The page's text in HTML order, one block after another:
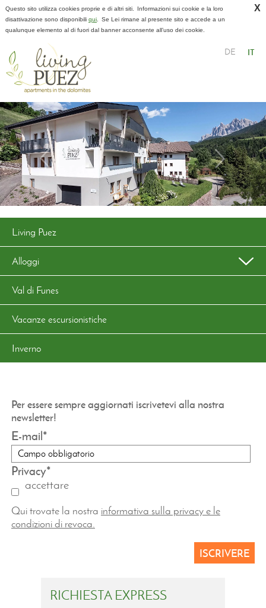
X
Questo sito utilizza cookies proprie e di altri siti.
Informazioni sui cookie e la loro
disattivazione sono disponibili qui.
Se Lei rimane al presente sito e accede a un
qualunque elemento al di fuori dal banner acconsente all’uso dei cookie.
DE IT
Living Puez
Alloggi
Val di Funes
Vacanze escursionistiche
Inverno
Per essere sempre aggiornati iscrivetevi alla nostra
newsletter!
E-mail
Privacy
accettare
Qui trovate la nostra informativa sulla privacy e le
condizioni di revoca.
ISCRIVERE
RICHIESTA EXPRESS